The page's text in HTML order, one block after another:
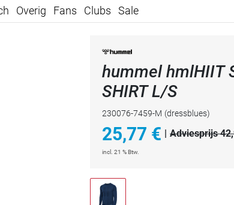
Overig Fans Clubs Sale
hummel hmlHIIT
SHIRT L/S
230076-7459-M (dressblues)
25,77 € Adviesprijs
incl. 21 % Btw.